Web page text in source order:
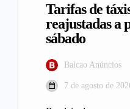
Tarifas de
reajustadas a
sábado
Balcao Anúncios
7 de agosto de